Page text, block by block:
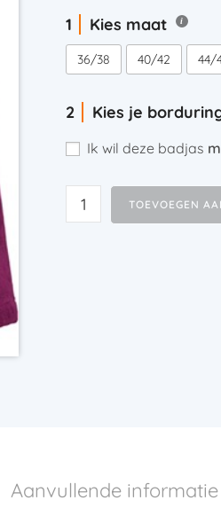
Kies maat
36/38 40/42 44/
Kies je
Ik wil deze badjas
TOEVOEGEN
Aanvullende informatie